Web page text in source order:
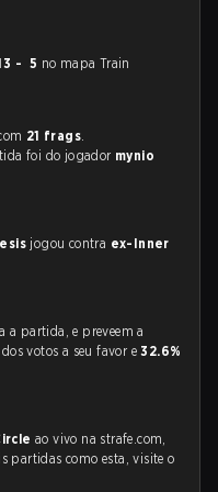
- 5 no mapa Train
21 frags.
foi do jogador mynio
jogou contra ex-Inner
a partida, e preveem a
dos votos a seu favor e32.6%
ao vivo na strafe.com,
partidas como esta, visite o